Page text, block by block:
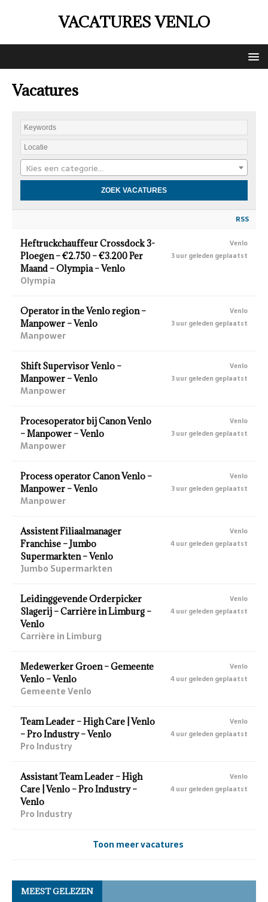
VACATURES VENLO
Vacatures
Kies een categorie…
RSS
Heftruckchauffeur Crossdock 3-
Ploegen – €2.750 – €3.200 Per
Maand – Olympia – Venlo
Olympia
Venlo
3 uur geleden geplaatst
Operator in the Venlo region –
Manpower – Venlo
Manpower
Venlo
3 uur geleden geplaatst
Shift Supervisor Venlo –
Manpower – Venlo
Manpower
Venlo
3 uur geleden geplaatst
Procesoperator bij Canon Venlo
– Manpower – Venlo
Manpower
Venlo
3 uur geleden geplaatst
Process operator Canon Venlo –
Manpower – Venlo
Manpower
Venlo
3 uur geleden geplaatst
Assistent Filiaalmanager
Franchise – Jumbo
Supermarkten – Venlo
Jumbo Supermarkten
Venlo
4 uur geleden geplaatst
Leidinggevende Orderpicker
Slagerij – Carrière in Limburg –
Venlo
Carrière in Limburg
Venlo
4 uur geleden geplaatst
Medewerker Groen – Gemeente
Venlo – Venlo
Gemeente Venlo
Venlo
4 uur geleden geplaatst
Team Leader – High Care | Venlo
– Pro Industry – Venlo
Pro Industry
Venlo
4 uur geleden geplaatst
Assistant Team Leader – High
Care | Venlo – Pro Industry –
Venlo
Pro Industry
Venlo
4 uur geleden geplaatst
Toon meer vacatures
MEEST GELEZEN